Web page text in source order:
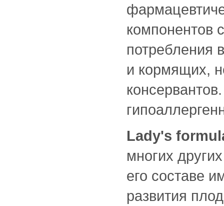
компонентов
потребления
и кормящих,
Lady's
многих
его составе
развития